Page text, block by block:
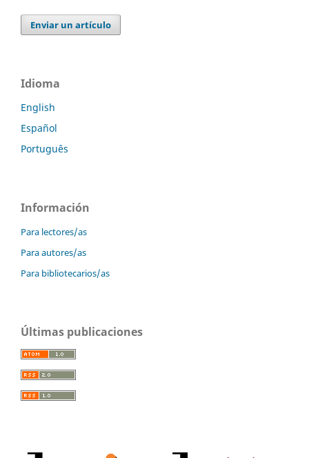
Enviar un artículo
Idioma
English
Español
Português
Información
Para lectores/as
Para autores/as
Para bibliotecarios/as
Últimas publicaciones